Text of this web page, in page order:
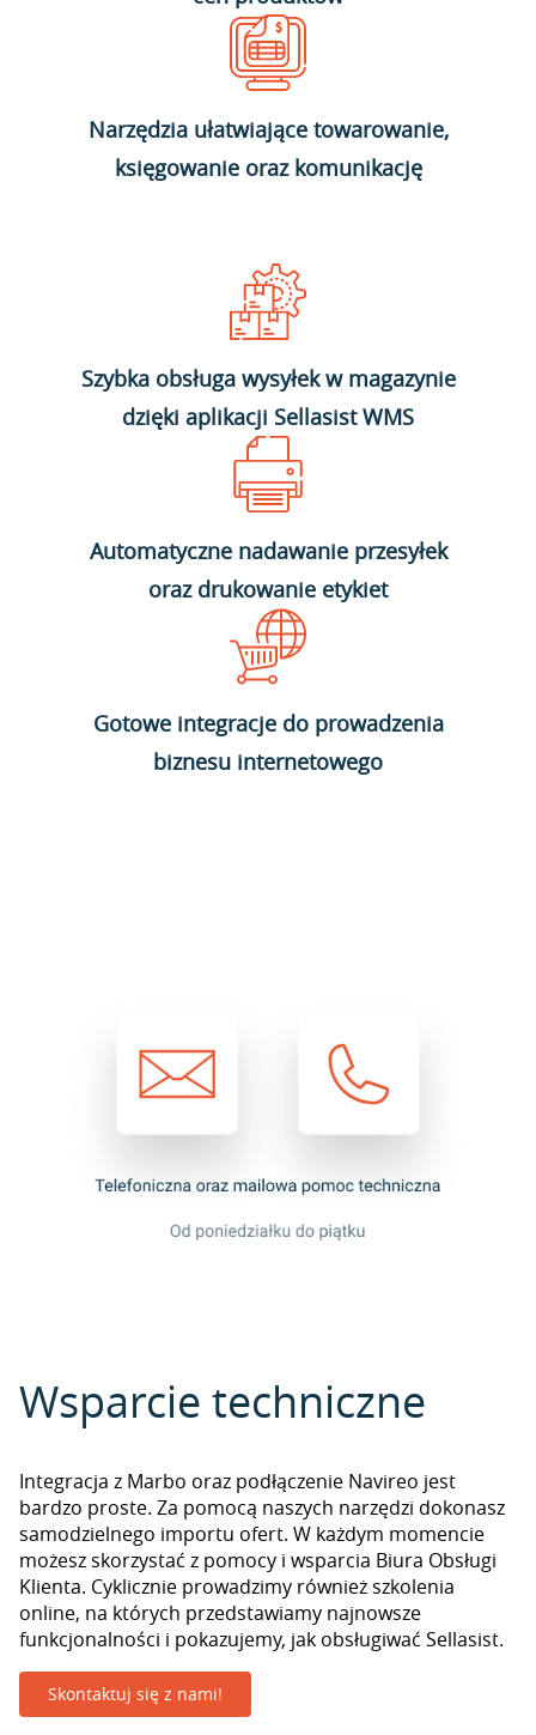
Narzędzia ułatwiające towarowanie,
księgowanie oraz komunikację
Szybka obsługa wysyłek w magazynie
dzięki aplikacji Sellasist WMS
Automatyczne nadawanie przesyłek
oraz drukowanie etykiet
Gotowe integracje do prowadzenia
biznesu internetowego
Wsparcie techniczne
Integracja z Marbo oraz podłączenie Navireo jest
bardzo proste. Za pomocą naszych narzędzi dokonasz
samodzielnego importu ofert. W każdym momencie
możesz skorzystać z pomocy i wsparcia Biura Obsługi
Klienta. Cyklicznie prowadzimy również szkolenia
online, na których przedstawiamy najnowsze
funkcjonalności i pokazujemy, jak obsługiwać Sellasist.
Skontaktuj się z nami!